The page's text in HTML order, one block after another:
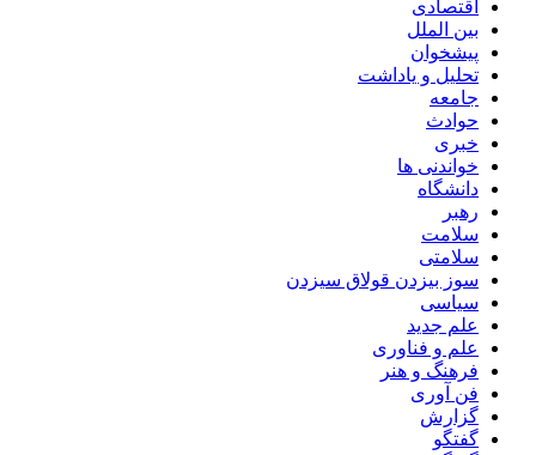
اقتصادی
بین الملل
پیشخوان
تحلیل و یاداشت
جامعه
حوادث
خبری
خواندنی ها
دانشگاه
رهبر
سلامت
سلامتی
سوز بیزدن قولاق سیزدن
سیاسی
علم جدید
علم و فناوری
فرهنگ و هنر
فن آوری
گزارش
گفتگو